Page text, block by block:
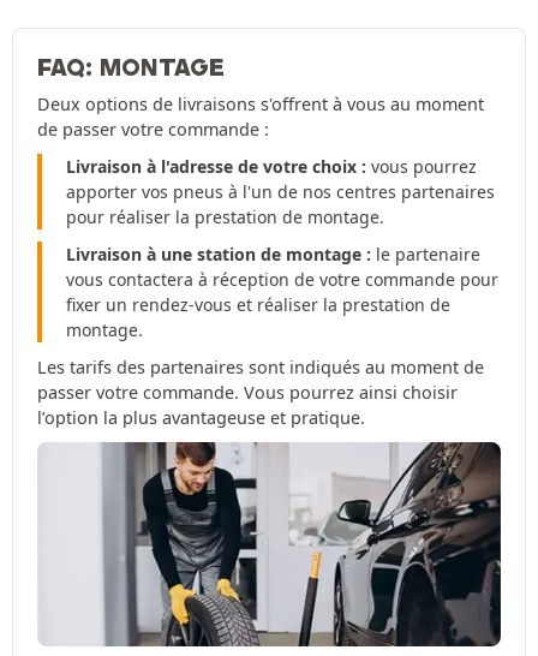
FAQ: MONTAGE
Deux options de livraisons s'offrent à vous au moment
de passer votre commande :
Livraison à l'adresse de votre choix : vous pourrez
apporter vos pneus à l'un de nos centres partenaires
pour réaliser la prestation de montage.
Livraison à une station de montage : le partenaire
vous contactera à réception de votre commande pour
fixer un rendez-vous et réaliser la prestation de
montage.
Les tarifs des partenaires sont indiqués au moment de
passer votre commande. Vous pourrez ainsi choisir
l’option la plus avantageuse et pratique.